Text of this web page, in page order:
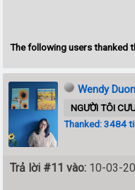
The following users thanked
Wendy
NGƯỜI TÔI
Thanked: 3484
Trả lời #11 vào: 10-03-